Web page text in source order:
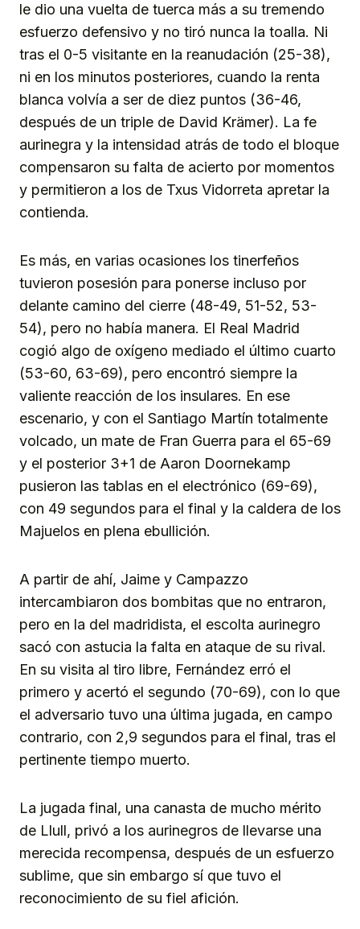
le dio una vuelta de tuerca más a su tremendo
esfuerzo defensivo y no tiró nunca la toalla. Ni
tras el 0-5 visitante en la reanudación (25-38),
ni en los minutos posteriores, cuando la renta
blanca volvía a ser de diez puntos (36-46,
después de un triple de David Krämer). La fe
aurinegra y la intensidad atrás de todo el bloque
compensaron su falta de acierto por momentos
y permitieron a los de Txus Vidorreta apretar la
contienda.
Es más, en varias ocasiones los tinerfeños
tuvieron posesión para ponerse incluso por
delante camino del cierre (48-49, 51-52, 53-
54), pero no había manera. El Real Madrid
cogió algo de oxígeno mediado el último cuarto
(53-60, 63-69), pero encontró siempre la
valiente reacción de los insulares. En ese
escenario, y con el Santiago Martín totalmente
volcado, un mate de Fran Guerra para el 65-69
y el posterior 3+1 de Aaron Doornekamp
pusieron las tablas en el electrónico (69-69),
con 49 segundos para el final y la caldera de los
Majuelos en plena ebullición.
A partir de ahí, Jaime y Campazzo
intercambiaron dos bombitas que no entraron,
pero en la del madridista, el escolta aurinegro
sacó con astucia la falta en ataque de su rival.
En su visita al tiro libre, Fernández erró el
primero y acertó el segundo (70-69), con lo que
el adversario tuvo una última jugada, en campo
contrario, con 2,9 segundos para el final, tras el
pertinente tiempo muerto.
La jugada final, una canasta de mucho mérito
de Llull, privó a los aurinegros de llevarse una
merecida recompensa, después de un esfuerzo
sublime, que sin embargo sí que tuvo el
reconocimiento de su fiel afición.